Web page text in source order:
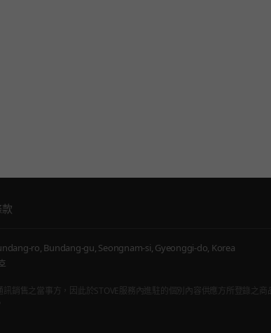
ro, Bundang-gu, Seongnam-si, Gyeonggi-do, Korea
銷售之當事方，因此於STOVE服務內進駐的個別內容供應方所登錄之